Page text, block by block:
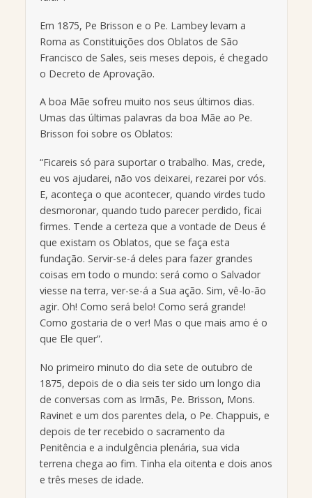
Em 1875, Pe Brisson e o Pe. Lambey levam a
Roma as Constituições dos Oblatos de São
Francisco de Sales, seis meses depois, é chegado
o Decreto de Aprovação.
A boa Mãe sofreu muito nos seus últimos dias.
Umas das últimas palavras da boa Mãe ao Pe.
Brisson foi sobre os Oblatos:
“Ficareis só para suportar o trabalho. Mas, crede,
eu vos ajudarei, não vos deixarei, rezarei por vós.
E, aconteça o que acontecer, quando virdes tudo
desmoronar, quando tudo parecer perdido, ficai
firmes. Tende a certeza que a vontade de Deus é
que existam os Oblatos, que se faça esta
fundação. Servir-se-á deles para fazer grandes
coisas em todo o mundo: será como o Salvador
viesse na terra, ver-se-á a Sua ação. Sim, vê-lo-ão
agir. Oh! Como será belo! Como será grande!
Como gostaria de o ver! Mas o que mais amo é o
que Ele quer”.
No primeiro minuto do dia sete de outubro de
1875, depois de o dia seis ter sido um longo dia
de conversas com as Irmãs, Pe. Brisson, Mons.
Ravinet e um dos parentes dela, o Pe. Chappuis, e
depois de ter recebido o sacramento da
Penitência e a indulgência plenária, sua vida
terrena chega ao fim. Tinha ela oitenta e dois anos
e três meses de idade.